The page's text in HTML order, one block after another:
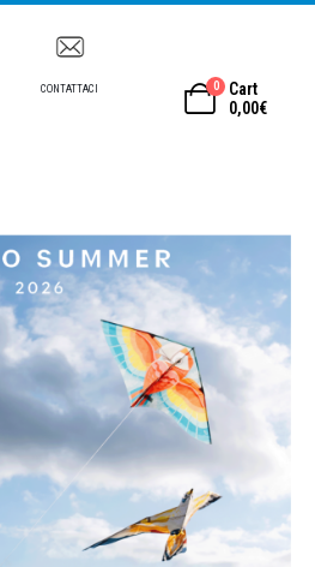
CONTATTACI 0
Cart
0,00€